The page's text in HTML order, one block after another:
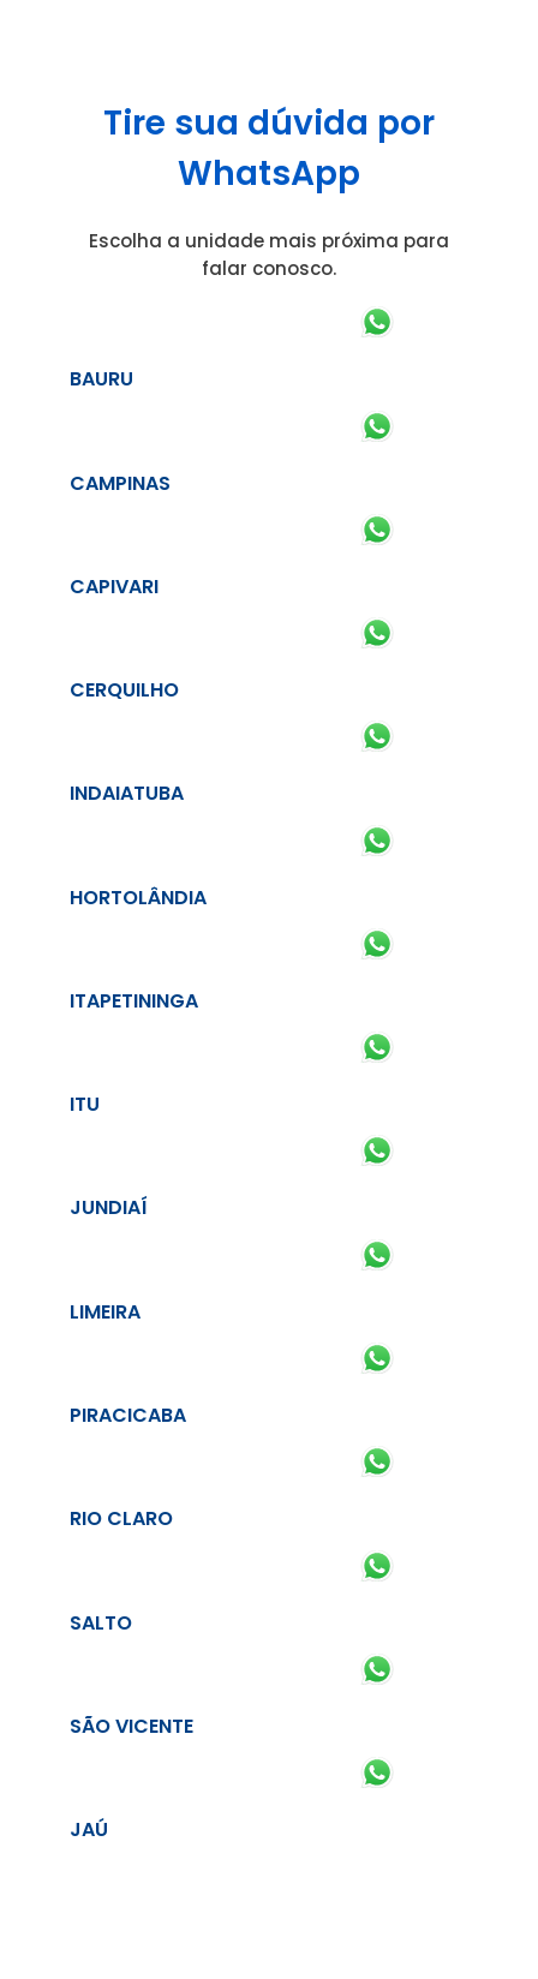
Tire sua dúvida por
WhatsApp
Escolha a unidade mais próxima para
falar conosco.
BAURU
CAMPINAS
CAPIVARI
CERQUILHO
INDAIATUBA
HORTOLÂNDIA
ITAPETININGA
ITU
JUNDIAÍ
LIMEIRA
PIRACICABA
RIO CLARO
SALTO
SÃO VICENTE
JAÚ